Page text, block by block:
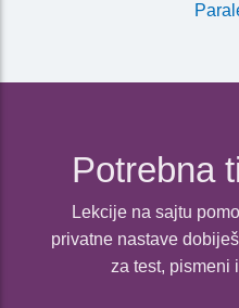
Potrebna
Lekcije na sajtu
privatne nastave
za test, pismeni